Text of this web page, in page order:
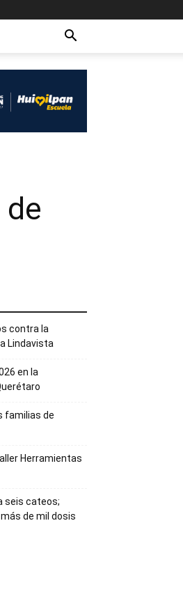
contra la
Lindavista
en la
familias de
Herramientas
seis cateos;
de mil dosis